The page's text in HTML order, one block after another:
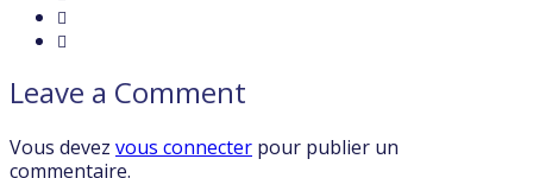
Leave a Comment
Vous devez vous connecter pour publier un
commentaire.